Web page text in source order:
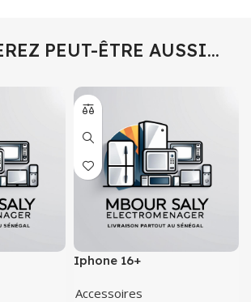
PEUT-ÊTRE AUSSI…
Iphone 16+
Accessoires